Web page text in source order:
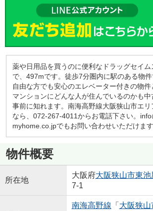
薬や日用品を買うのに便利なドラッグセイム
で、497mです。徒歩7分圏内に駅のある物
自由な方でも安心のエレベーター付きの物件
マンションにどんな人が住んでいるのかも中
事前に知れます。南海高野線大阪狭山市エリ
なら、072-267-4011からお電話下さい。
myhome.co.jpでもお問い合わせいただけます
物件概要
所在地
大阪府大阪狭山市東池
7-1
南海高野線 「 大阪狭山